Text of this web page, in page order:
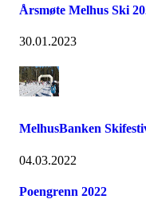
Årsmøte Melhus Ski
30.01.2023
MelhusBanken
04.03.2022
Poengrenn 2022